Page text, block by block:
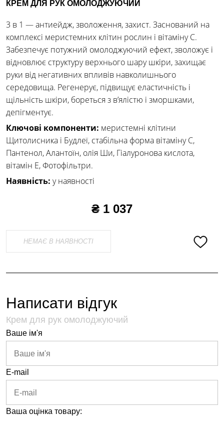
КРЕМ ДЛЯ РУК ОМОЛОДЖУЮЧИЙ
3 в 1 — антиейдж, зволоження, захист. Заснований на
комплексі меристемних клітин рослин і вітаміну С.
Забезпечує потужний омолоджуючий ефект, зволожує і
відновлює структуру верхнього шару шкіри, захищає
руки від негативних впливів навколишнього
середовища. Регенерує, підвищує еластичність і
щільність шкіри, бореться з в’ялістю і зморшками,
депігментує.
Ключові компоненти: меристемні клітини
Щитолисника і Будлеї, стабільна форма вітаміну С,
Пантенол, Алантоїн, олія Ши, Гіалуронова кислота,
вітамін Е, Фотофільтри.
Наявність: у наявності
₴ 1 037
НЕМАЄ В НАЯВНОСТІ
Написати відгук
Крем для рук омолоджуючий
Ваше ім'я
E-mail
Ваша оцінка товару: